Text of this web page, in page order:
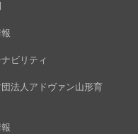
ビリティ
法人アドヴァン山形育